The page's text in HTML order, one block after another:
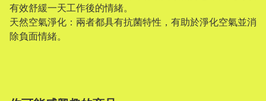
有效舒緩一天工作後的情緒。
天然空氣淨化：兩者都具有抗菌特性，有助於淨化空氣並消
除負面情緒。